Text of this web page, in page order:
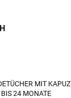
MIT
24 MONATE